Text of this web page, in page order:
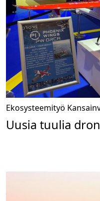
Ekosysteemityö
Uusia tuulia